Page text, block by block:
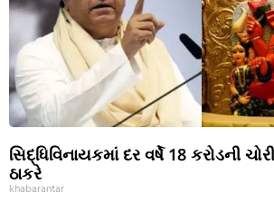
સિદ્ધિવિનાયકમાં દર વર્ષે 18 કરોડની
ઠાકરે
khabarantar